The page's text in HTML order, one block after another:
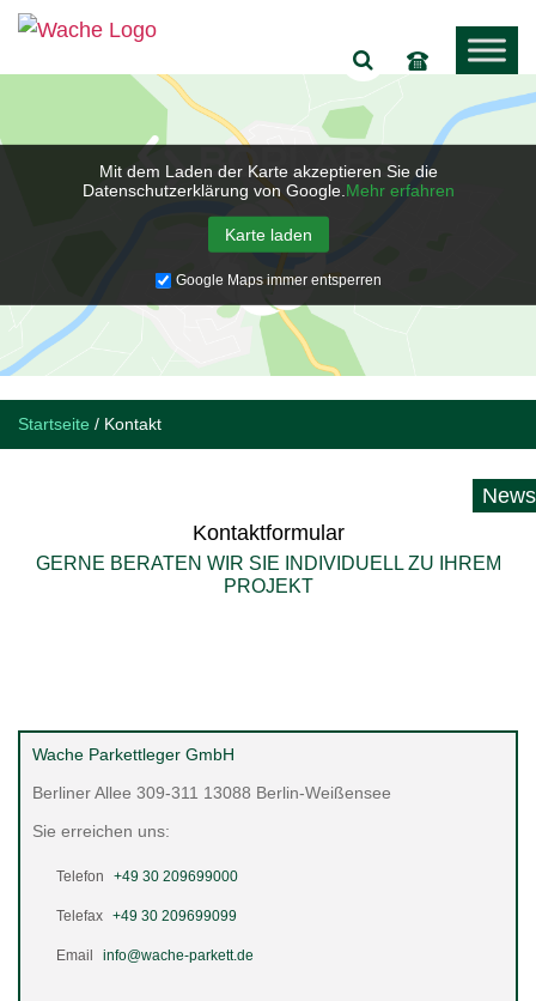
Mit dem Laden der Karte akzeptieren Sie die
Datenschutzerklärung von Google. Mehr erfahren
Karte laden
Google Maps immer entsperren
Startseite / Kontakt
Kontaktformular
GERNE BERATEN WIR SIE INDIVIDUELL ZU IHREM
PROJEKT
Wache Parkettleger GmbH
Berliner Allee 309-311 13088 Berlin-Weißensee
Sie erreichen uns:
Telefon +49 30 209699000
Telefax +49 30 209699099
Email info@wache-parkett.de
News